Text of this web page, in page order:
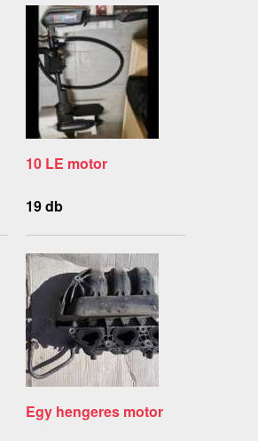
10 LE motor
19 db
Egy hengeres motor